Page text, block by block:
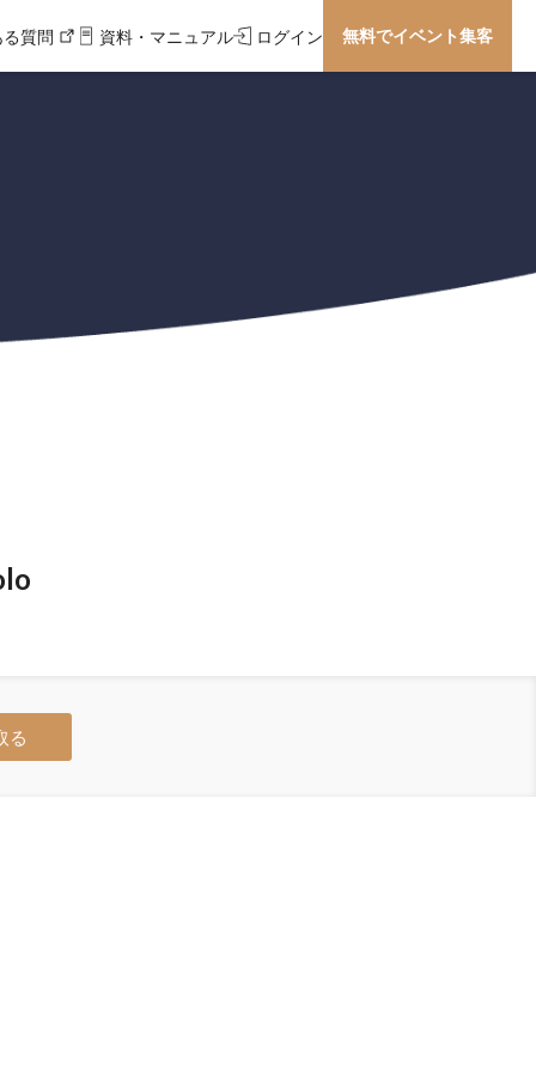
質問 資料・マニュアル ログイン 無料でイベント集客
る